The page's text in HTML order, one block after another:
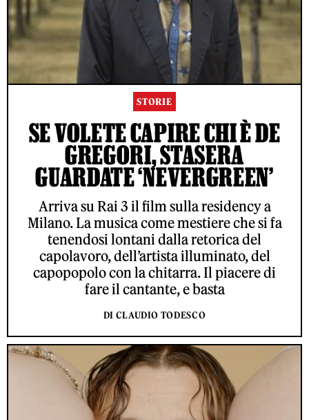
STORIE
SE VOLETE CAPIRE CHI È DE
GREGORI, STASERA
GUARDATE ‘NEVERGREEN’
Arriva su Rai 3 il film sulla residency a
Milano. La musica come mestiere che si fa
tenendosi lontani dalla retorica del
capolavoro, dell’artista illuminato, del
capopopolo con la chitarra. Il piacere di
fare il cantante, e basta
DI CLAUDIO TODESCO